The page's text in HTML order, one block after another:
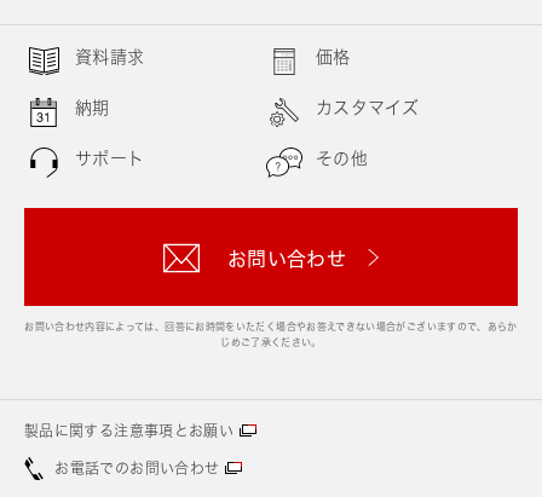
資料請求 価格
納期 カスタマイズ
サポート その他
お問い合わせ
お問い合わせ内容によっては、回答にお時間をいただく場合やお答えできない場合がございますので、あらか
じめご了承ください。
製品に関する注意事項とお願い
お電話でのお問い合わせ